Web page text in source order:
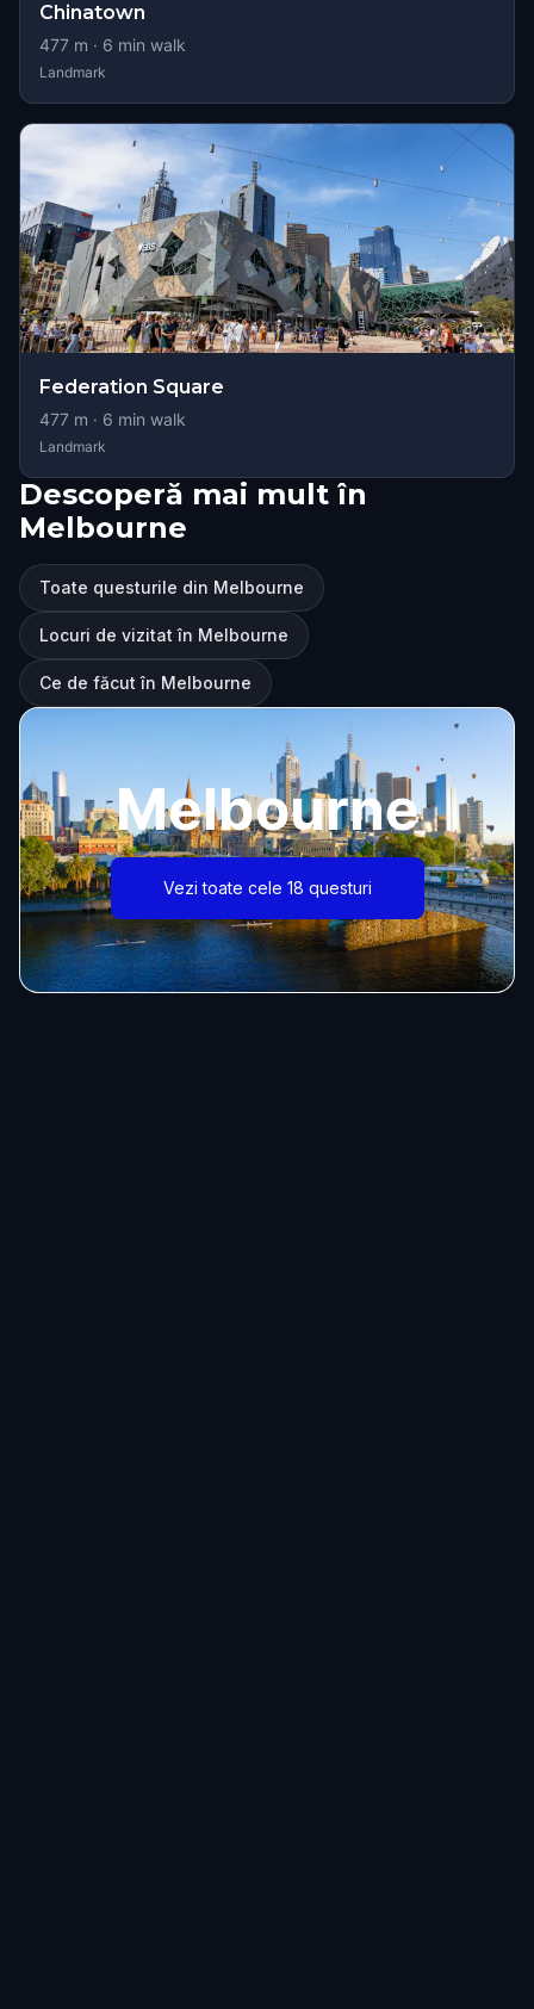
Chinatown
477 m · 6 min walk
Landmark
Federation Square
477 m · 6 min walk
Landmark
Descoperă mai mult în
Melbourne
Toate questurile din Melbourne
Locuri de vizitat în Melbourne
Ce de făcut în Melbourne
Melbourne
Vezi toate cele 18 questuri